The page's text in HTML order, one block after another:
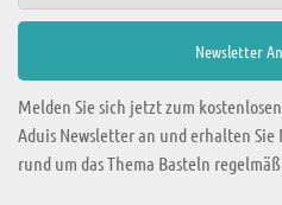
Melden Sie sich jetzt zum kostenlosen
Aduis Newsletter an und erhalten
rund um das Thema Basteln